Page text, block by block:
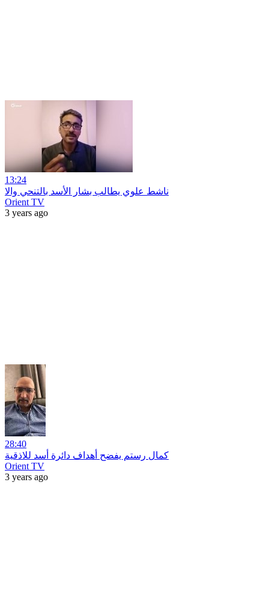
13:24
ناشط علوي يطالب بشار الأسد بالتنحي والا
Orient TV
3 years ago
28:40
كمال رستم يفضح أهداف دائرة أسد للاذقية
Orient TV
3 years ago